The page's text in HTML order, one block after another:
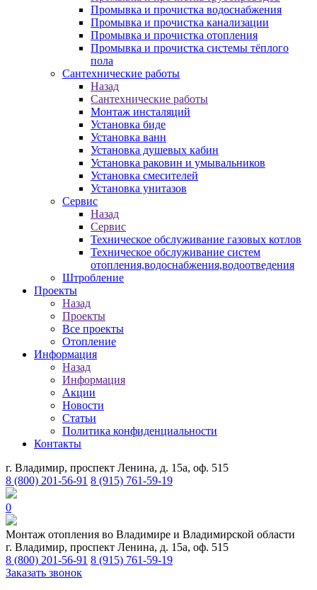
Промывка и прочистка водоснабжения
Промывка и прочистка канализации
Промывка и прочистка отопления
Промывка и прочистка системы тёплого
пола
Сантехнические работы
Назад
Сантехнические работы
Монтаж инсталяций
Установка биде
Установка ванн
Установка душевых кабин
Установка раковин и умывальников
Установка смесителей
Установка унитазов
Сервис
Назад
Сервис
Техническое обслуживание газовых котлов
Техническое обслуживание систем
отопления,водоснабжения,водоотведения
Штробление
Проекты
Назад
Проекты
Все проекты
Отопление
Информация
Назад
Информация
Акции
Новости
Статьи
Политика конфиденциальности
Контакты
г. Владимир, проспект Ленина, д. 15а, оф. 515
8 (800) 201-56-91 8 (915) 761-59-19
0
Монтаж отопления во Владимире и Владимирской области
г. Владимир, проспект Ленина, д. 15а, оф. 515
8 (800) 201-56-91 8 (915) 761-59-19
Заказать звонок